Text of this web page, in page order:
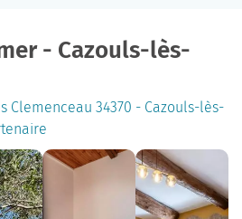
- Cazouls-lès-
Clemenceau 34370 - Cazouls-lès-